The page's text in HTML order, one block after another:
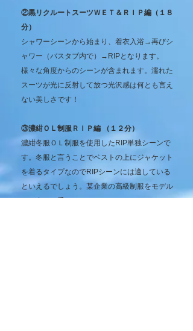
②黒リクルートスーツＷＥＴ＆ＲＩＰ編（１８
分）
シャワーシーンから始まり、着衣入浴→再びシ
ャワー（バスタブ内で）→RIPとなります。
様々な角度からのシーンが含まれます。濡れた
スーツが光に反射して放つ光沢感は何とも言え
ない美しさです！
③濃紺ＯＬ制服ＲＩＰ編 （１２分）
濃紺冬服ＯＬ制服を使用したRIP単独シーンで
す。冬服と言うことでベストの上にジャケット
を着るタイプなのでRIPシーンには適している
といえるでしょう。某企業の高級制服をモデル